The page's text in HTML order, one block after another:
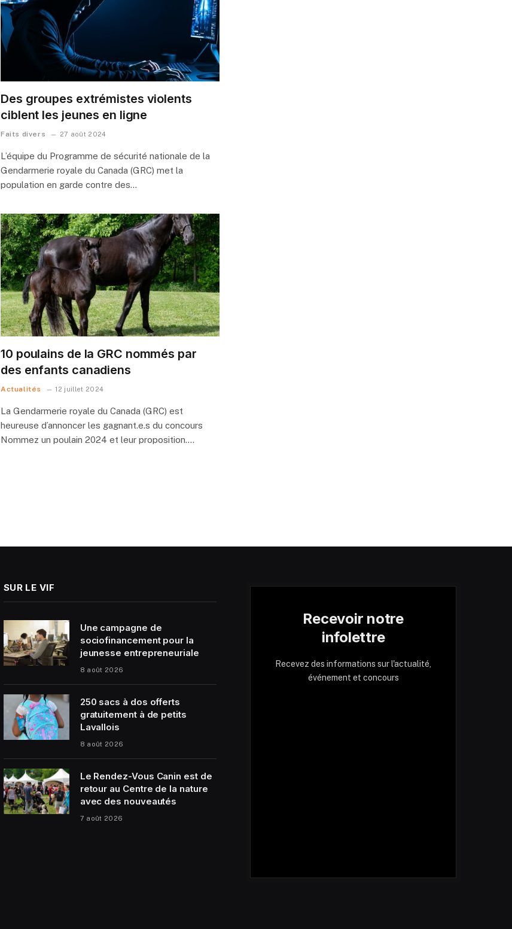
Des groupes extrémistes violents
ciblent les jeunes en ligne
Faits divers 27 août 2024
L’équipe du Programme de sécurité nationale de la
Gendarmerie royale du Canada (GRC) met la
population en garde contre des…
10 poulains de la GRC nommés par
des enfants canadiens
Actualités 12 juillet 2024
La Gendarmerie royale du Canada (GRC) est
heureuse d’annoncer les gagnant.e.s du concours
Nommez un poulain 2024 et leur proposition.…
SUR LE VIF
Une campagne de
sociofinancement pour la
jeunesse entrepreneuriale
8 août 2026
250 sacs à dos offerts
gratuitement à de petits
Lavallois
8 août 2026
Le Rendez-Vous Canin est de
retour au Centre de la nature
avec des nouveautés
7 août 2026
Recevoir notre
infolettre
Recevez des informations sur l'actualité,
événement et concours